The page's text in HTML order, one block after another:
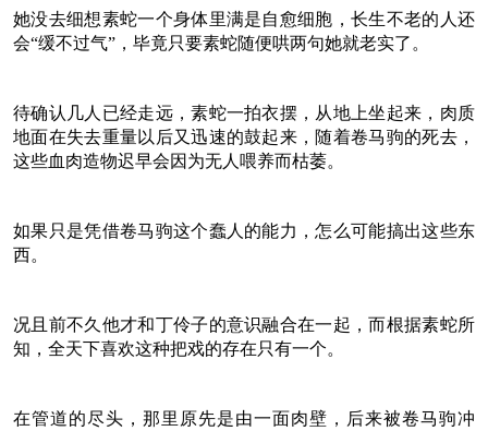
她没去细想素蛇一个身体里满是自愈细胞，长生不老的人还
会“缓不过气”，毕竟只要素蛇随便哄两句她就老实了。
待确认几人已经走远，素蛇一拍衣摆，从地上坐起来，肉质
地面在失去重量以后又迅速的鼓起来，随着卷马驹的死去，
这些血肉造物迟早会因为无人喂养而枯萎。
如果只是凭借卷马驹这个蠢人的能力，怎么可能搞出这些东
西。
况且前不久他才和丁伶子的意识融合在一起，而根据素蛇所
知，全天下喜欢这种把戏的存在只有一个。
在管道的尽头，那里原先是由一面肉壁，后来被卷马驹冲